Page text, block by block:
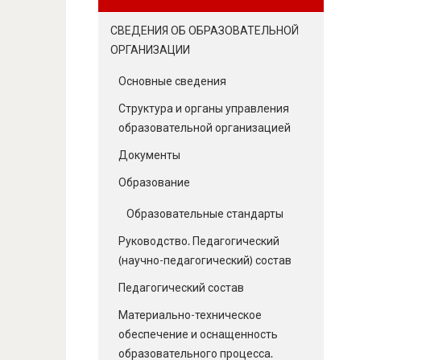
СВЕДЕНИЯ ОБ ОБРАЗОВАТЕЛЬНОЙ
ОРГАНИЗАЦИИ
Основные сведения
Структура и органы управления
образовательной организацией
Документы
Образование
Образовательные стандарты
Руководство. Педагогический
(научно-педагогический) состав
Педагогический состав
Материально-техническое
обеспечение и оснащенность
образовательного процесса.